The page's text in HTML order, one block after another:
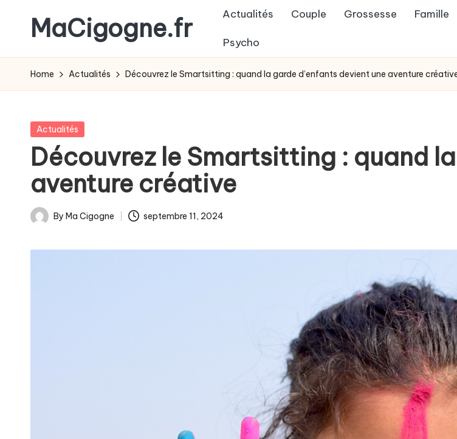
content
MaCigogne.fr
magazine
des
parents
Actualités Couple Grossesse Famille
Psycho
Home Actualités Découvrez le Smartsitting : quand la garde d’enfants devient une aventure
Posted
Actualités
Découvrez le Smartsitting : quand
aventure créative
Posted
By Ma Cigogne septembre 11, 2024